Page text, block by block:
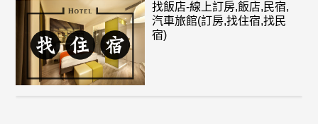
找飯店-線上訂房,飯店,民宿,
汽車旅館(訂房,找住宿,找民
宿)